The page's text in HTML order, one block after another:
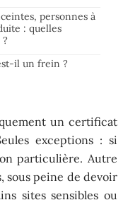
personnes à
: quelles
il un frein ?
un certificat
exceptions : si
particulière. Autre
sous peine de devoir
sites sensibles ou